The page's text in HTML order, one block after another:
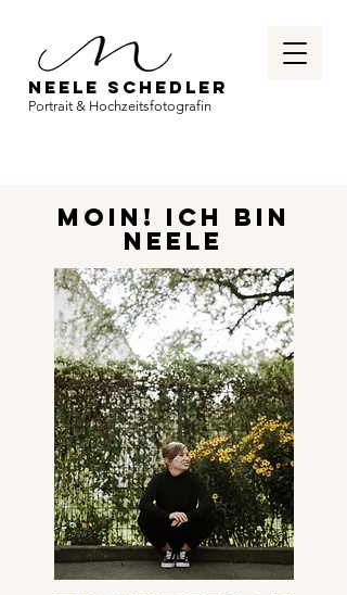
Neele Schedler
Portrait & Hochzeitsfotografin
Moin! Ich bin
Neele